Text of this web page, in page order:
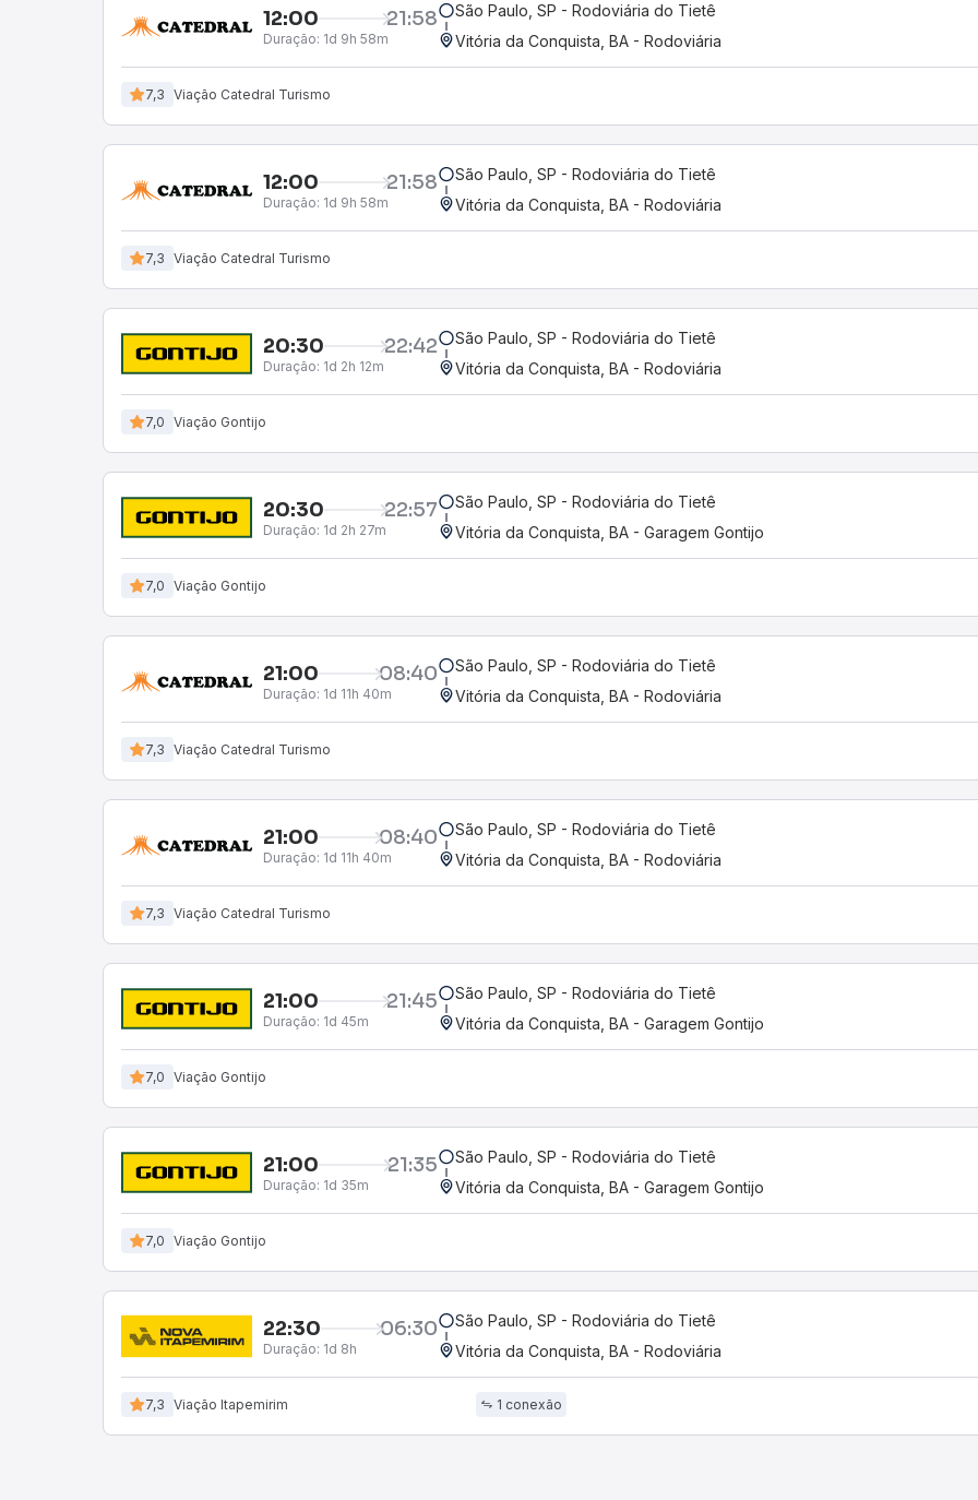
12:00 21:58
Duração: 1d 9h 58m
São Paulo, SP - Rodoviária do Tietê
Vitória da Conquista, BA - Rodoviária
7,3 Viação Catedral Turismo
12:00 21:58
Duração: 1d 9h 58m
São Paulo, SP - Rodoviária do Tietê
Vitória da Conquista, BA - Rodoviária
7,3 Viação Catedral Turismo
20:30 22:42
Duração: 1d 2h 12m
São Paulo, SP - Rodoviária do Tietê
Vitória da Conquista, BA - Rodoviária
7,0 Viação Gontijo
20:30 22:57
Duração: 1d 2h 27m
São Paulo, SP - Rodoviária do Tietê
Vitória da Conquista, BA - Garagem Gontijo
7,0 Viação Gontijo
21:00 08:40
Duração: 1d 11h 40m
São Paulo, SP - Rodoviária do Tietê
Vitória da Conquista, BA - Rodoviária
7,3 Viação Catedral Turismo
21:00 08:40
Duração: 1d 11h 40m
São Paulo, SP - Rodoviária do Tietê
Vitória da Conquista, BA - Rodoviária
7,3 Viação Catedral Turismo
21:00 21:45
Duração: 1d 45m
São Paulo, SP - Rodoviária do Tietê
Vitória da Conquista, BA - Garagem Gontijo
7,0 Viação Gontijo
21:00 21:35
Duração: 1d 35m
São Paulo, SP - Rodoviária do Tietê
Vitória da Conquista, BA - Garagem Gontijo
7,0 Viação Gontijo
22:30 06:30
Duração: 1d 8h
São Paulo, SP - Rodoviária do Tietê
Vitória da Conquista, BA - Rodoviária
7,3 Viação Itapemirim 1 conexão